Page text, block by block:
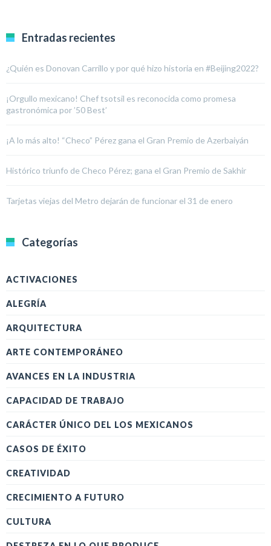
Entradas recientes
¿Quién es Donovan Carrillo y por qué hizo historia en #Beijing2022?
¡Orgullo mexicano! Chef tsotsil es reconocida como promesa
gastronómica por ’50 Best’
¡A lo más alto! “Checo” Pérez gana el Gran Premio de Azerbaiyán
Histórico triunfo de Checo Pérez; gana el Gran Premio de Sakhir
Tarjetas viejas del Metro dejarán de funcionar el 31 de enero
Categorías
ACTIVACIONES
ALEGRÍA
ARQUITECTURA
ARTE CONTEMPORÁNEO
AVANCES EN LA INDUSTRIA
CAPACIDAD DE TRABAJO
CARÁCTER ÚNICO DEL LOS MEXICANOS
CASOS DE ÉXITO
CREATIVIDAD
CRECIMIENTO A FUTURO
CULTURA